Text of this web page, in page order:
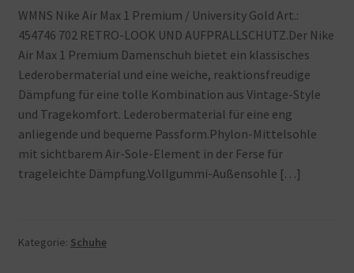
WMNS Nike Air Max 1 Premium / University Gold Art.:
454746 702 RETRO-LOOK UND AUFPRALLSCHUTZ.Der Nike
Air Max 1 Premium Damenschuh bietet ein klassisches
Lederobermaterial und eine weiche, reaktionsfreudige
Dämpfung für eine tolle Kombination aus Vintage-Style
und Tragekomfort. Lederobermaterial für eine eng
anliegende und bequeme Passform.Phylon-Mittelsohle
mit sichtbarem Air-Sole-Element in der Ferse für
trageleichte Dämpfung.Vollgummi-Außensohle […]
Kategorie: Schuhe